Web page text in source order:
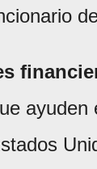
ayuden